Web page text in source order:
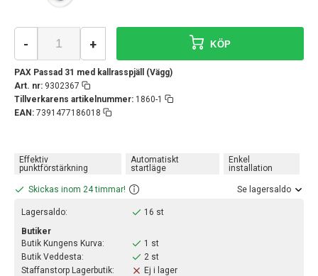
PAX Passad 31 med kallrasspjäll (Vägg)
Art. nr: 9302367
Tillverkarens artikelnummer: 1860-1
EAN: 7391477186018
- + KÖP
Effektiv
punktförstärkning
Automatiskt
startläge
Enkel
installation
Skickas inom 24 timmar! Se lagersaldo
Lagersaldo:
16 st
Butiker
Butik Kungens Kurva:
1 st
Butik Veddesta:
2 st
Staffanstorp Lagerbutik:
Ej i lager